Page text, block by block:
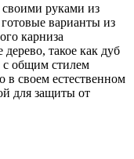
руками из
варианты из
карниза
такое как дуб
с общим стилем
своем естественном
для защиты от